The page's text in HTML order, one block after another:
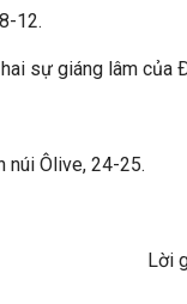
12.
sự giáng lâm của
Ôlive, 24-25.
Lời